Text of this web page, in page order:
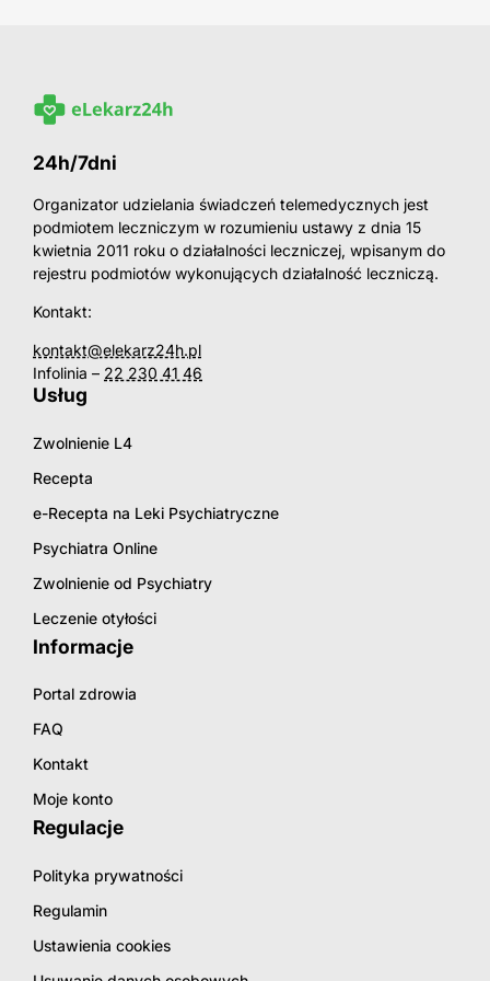
24h/7dni
Organizator udzielania świadczeń telemedycznych jest
podmiotem leczniczym w rozumieniu ustawy z dnia 15
kwietnia 2011 roku o działalności leczniczej, wpisanym do
rejestru podmiotów wykonujących działalność leczniczą.
Kontakt:
kontakt@elekarz24h.pl
Infolinia – 22 230 41 46
Usług
Zwolnienie L4
Recepta
e-Recepta na Leki Psychiatryczne
Psychiatra Online
Zwolnienie od Psychiatry
Leczenie otyłości
Informacje
Portal zdrowia
FAQ
Kontakt
Moje konto
Regulacje
Polityka prywatności
Regulamin
Ustawienia cookies